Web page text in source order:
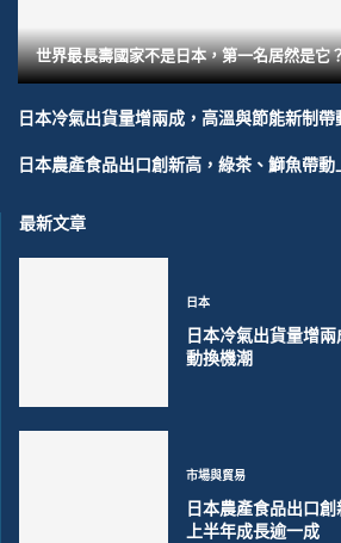
世界最長壽國家不是日本，第一名居然是它
日本冷氣出貨量增兩成，高溫與節能新制帶
日本農產食品出口創新高，綠茶、鰤魚帶
最新文章
日本
日本冷氣出貨量增
動換機潮
市場與貿易
日本農產食品出口
上半年成長逾一成